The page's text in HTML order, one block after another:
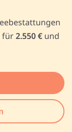
für2.550 € und